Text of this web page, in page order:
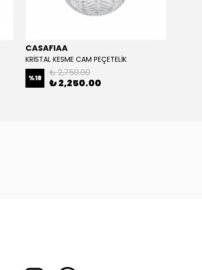
CASAFIAA
KRİSTAL KESME CAM PEÇETELİK
%18 ₺ 2,750.00
₺ 2,250.00